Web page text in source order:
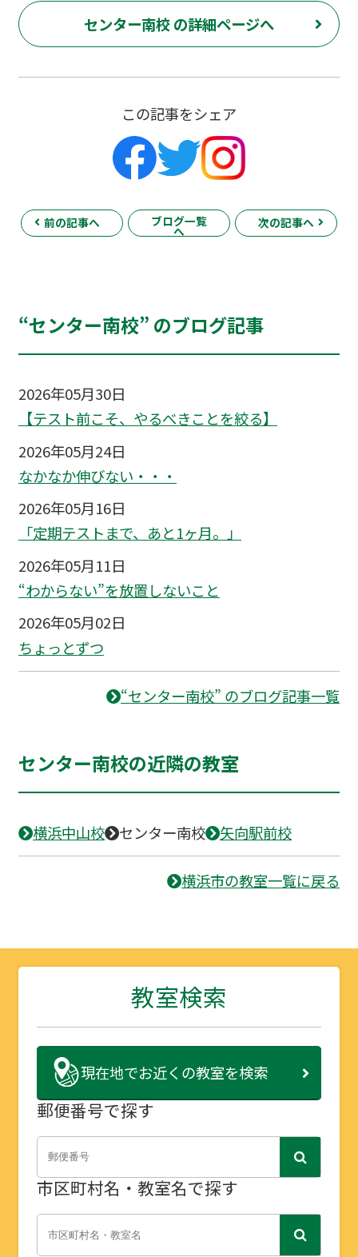
センター南校 の詳細ページへ
この記事をシェア
前の記事へ ブログ一覧
へ
次の記事へ
“センター南校” のブログ記事
2026年05月30日
【テスト前こそ、やるべきことを絞る】
2026年05月24日
なかなか伸びない・・・
2026年05月16日
「定期テストまで、あと1ヶ月。」
2026年05月11日
“わからない”を放置しないこと
2026年05月02日
ちょっとずつ
“センター南校” のブログ記事一覧
センター南校の近隣の教室
横浜中山校 センター南校 矢向駅前校
横浜市の教室一覧に戻る
教室検索
現在地でお近くの教室を検索
郵便番号で探す
市区町村名・教室名で探す